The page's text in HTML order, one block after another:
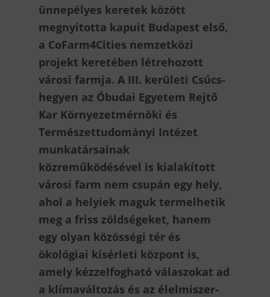
ünnepélyes keretek között
megnyitotta kapuit Budapest első,
a CoFarm4Cities nemzetközi
projekt keretében létrehozott
városi farmja. A III. kerületi Csúcs-
hegyen az Óbudai Egyetem Rejtő
Kar Környezetmérnöki és
Természettudományi Intézet
munkatársainak
közreműködésével is kialakított
városi farm nem csupán egy hely,
ahol a helyiek maguk termelhetik
meg a friss zöldségeket, hanem
egy olyan közösségi tér és
ökológiai kísérleti központ is,
amely kézzelfogható válaszokat ad
a klímaváltozás és az élelmiszer-